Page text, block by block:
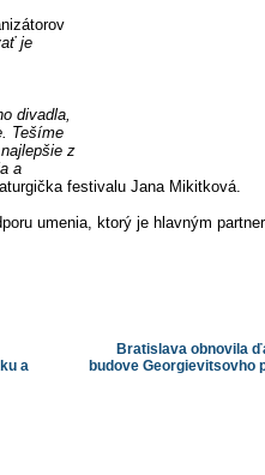
je
divadla,
Tešíme
z
a
festivalu Jana Mikitková.
umenia, ktorý je hlavným
Bratislava obnovila
budove Georgievitsovho
a